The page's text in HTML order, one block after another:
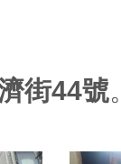
街44號